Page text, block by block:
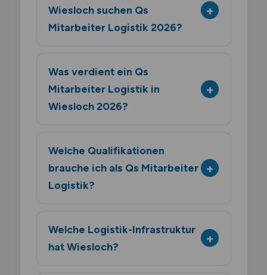
Wiesloch suchen Qs
Mitarbeiter Logistik 2026?
Was verdient ein Qs
Mitarbeiter Logistik in
Wiesloch 2026?
Welche Qualifikationen
brauche ich als Qs Mitarbeiter
Logistik?
Welche Logistik-Infrastruktur
hat Wiesloch?